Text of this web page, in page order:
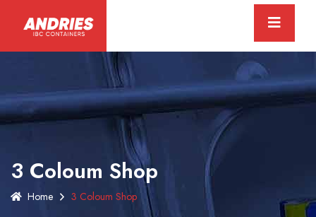
3 Coloum Shop
Home 3 Coloum Shop